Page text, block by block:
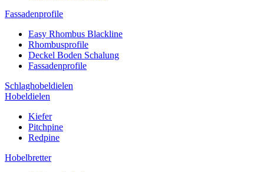
Fassadenprofile
Easy Rhombus Blackline
Rhombusprofile
Deckel Boden Schalung
Fassadenprofile
Schlaghobeldielen
Hobeldielen
Kiefer
Pitchpine
Redpine
Hobelbretter